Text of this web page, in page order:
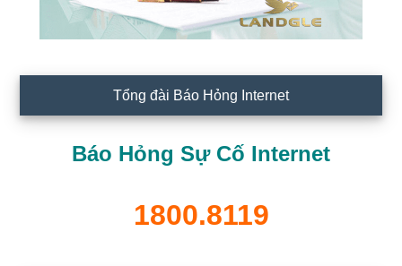
Tổng đài Báo Hỏng Internet
Báo Hỏng Sự Cố Internet
1800.8119